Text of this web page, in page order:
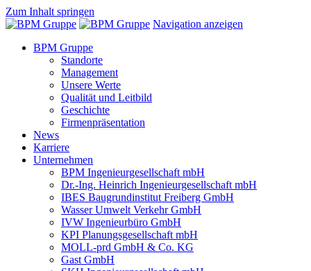
Zum Inhalt springen
Navigation anzeigen
BPM Gruppe
Standorte
Management
Unsere Werte
Qualität und Leitbild
Geschichte
Firmenpräsentation
News
Karriere
Unternehmen
BPM Ingenieurgesellschaft mbH
Dr.-Ing. Heinrich Ingenieurgesellschaft mbH
IBES Baugrundinstitut Freiberg GmbH
Wasser Umwelt Verkehr GmbH
IVW Ingenieurbüro GmbH
KPI Planungsgesellschaft mbH
MOLL-prd GmbH & Co. KG
Gast GmbH